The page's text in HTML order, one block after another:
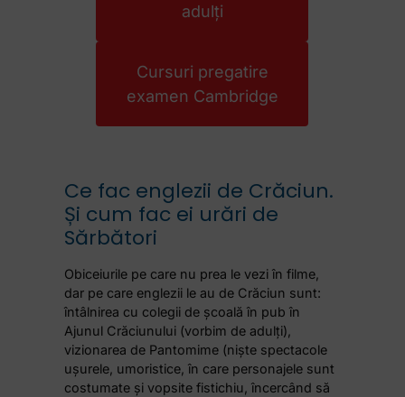
adulți
Cursuri pregatire
examen Cambridge
Ce fac englezii de Crăciun.
Și cum fac ei urări de
Sărbători
Obiceiurile pe care nu prea le vezi în filme,
dar pe care englezii le au de Crăciun sunt:
întâlnirea cu colegii de școală în pub în
Ajunul Crăciunului (vorbim de adulți),
vizionarea de Pantomime (niște spectacole
ușurele, umoristice, în care personajele sunt
costumate și vopsite fistichiu, încercând să